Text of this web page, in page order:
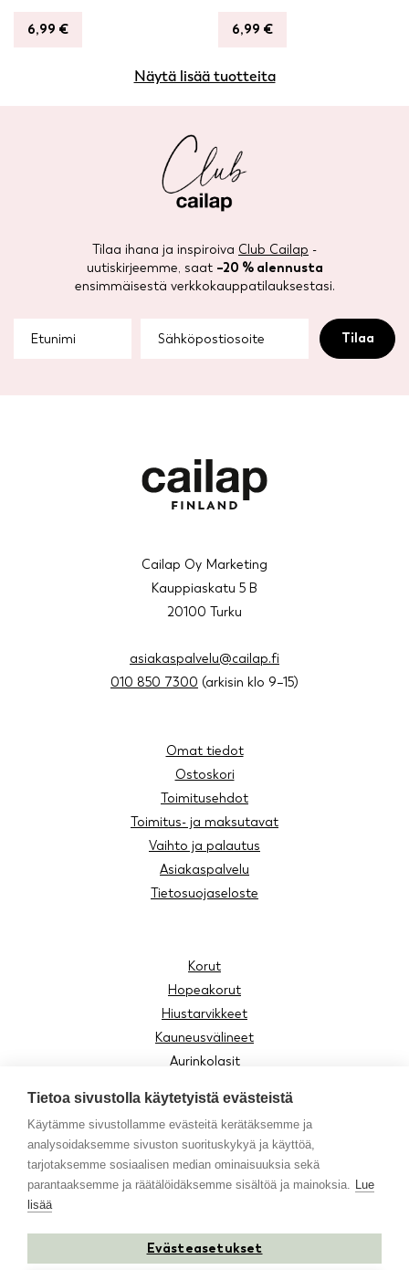
6,99 € 6,99 €
Näytä lisää tuotteita
Tilaa ihana ja inspiroiva Club Cailap -
uutiskirjeemme, saat –20 % alennusta
ensimmäisestä verkkokauppatilauksestasi.
Cailap Oy Marketing
Kauppiaskatu 5 B
20100 Turku
asiakaspalvelu@cailap.fi
010 850 7300 (arkisin klo 9–15)
Omat tiedot
Ostoskori
Toimitusehdot
Toimitus- ja maksutavat
Vaihto ja palautus
Asiakaspalvelu
Tietosuojaseloste
Korut
Hopeakorut
Hiustarvikkeet
Kauneusvälineet
Aurinkolasit
Lasten tuotteet
Asusteet
Moomin by Cailap
Vinkit
InstagramFacebookYoutube
Tietoa sivustolla käytetyistä evästeistä
Käytämme sivustollamme evästeitä kerätäksemme ja
analysoidaksemme sivuston suorituskykyä ja käyttöä,
tarjotaksemme sosiaalisen median ominaisuuksia sekä
parantaaksemme ja räätälöidäksemme sisältöä ja mainoksia. Lue
lisää
Evästeasetukset